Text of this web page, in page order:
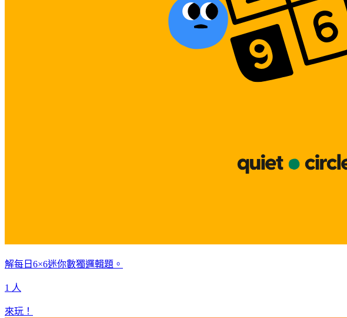
解每日6×6迷你數獨邏輯題。
1 人
來玩！